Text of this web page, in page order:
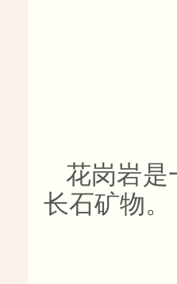
花岗岩是
长石矿物。